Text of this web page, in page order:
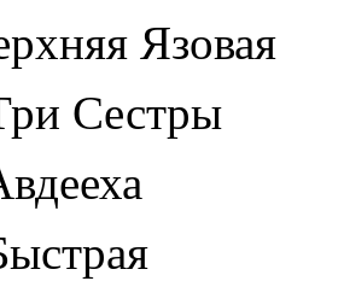
Язовая
Сестры